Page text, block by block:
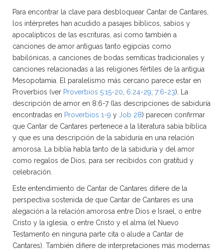
Para encontrar la clave para desbloquear Cantar de Cantares,
los intérpretes han acudido a pasajes bíblicos, sabios y
apocalípticos de las escrituras, así como también a
canciones de amor antiguas tanto egipcias como
babilónicas, a canciones de bodas semíticas tradicionales y
canciones relacionadas a las religiones fértiles de la antigua
Mesopotamia. El paralelismo más cercano parece estar en
Proverbios (ver Proverbios 5:15-20 6:24-29; 7:6-23). La
descripción de amor en 8:6-7 (las descripciones de sabiduría
encontradas en Proverbios 1-9 y Job 28) parecen confirmar
que Cantar de Cantares pertenece a la literatura sabia bíblica
y que es una descripción de la sabiduría en una relación
amorosa. La biblia habla tanto de la sabiduría y del amor
como regalos de Dios, para ser recibidos con gratitud y
celebración.
Este entendimiento de Cantar de Cantares difiere de la
perspectiva sostenida de que Cantar de Cantares es una
alegación a la relación amorosa entre Dios e Israel, o entre
Cristo y la iglesia, o entre Cristo y el alma (el Nuevo
Testamento en ninguna parte cita o alude a Cantar de
Cantares). También difiere de interpretaciones más modernas